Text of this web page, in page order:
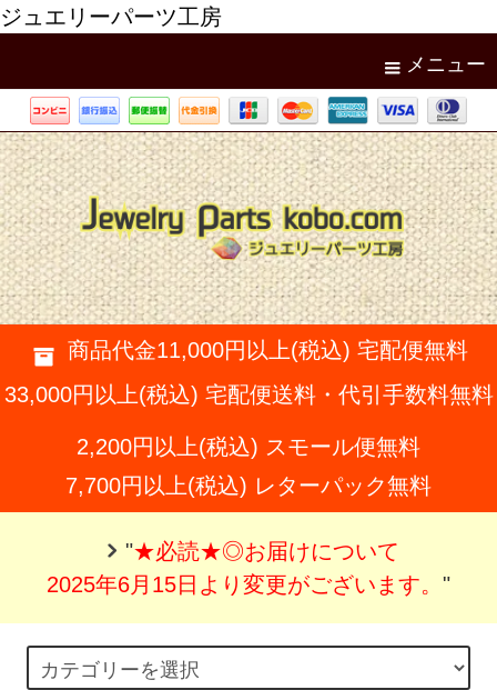
ジュエリーパーツ工房
メニュー
商品代金11,000円以上(税込) 宅配便無料
33,000円以上(税込) 宅配便送料・代引手数料無料
2,200円以上(税込) スモール便無料
7,700円以上(税込) レターパック無料
"★必読★◎お届けについて
2025年6月15日より変更がございます。 "